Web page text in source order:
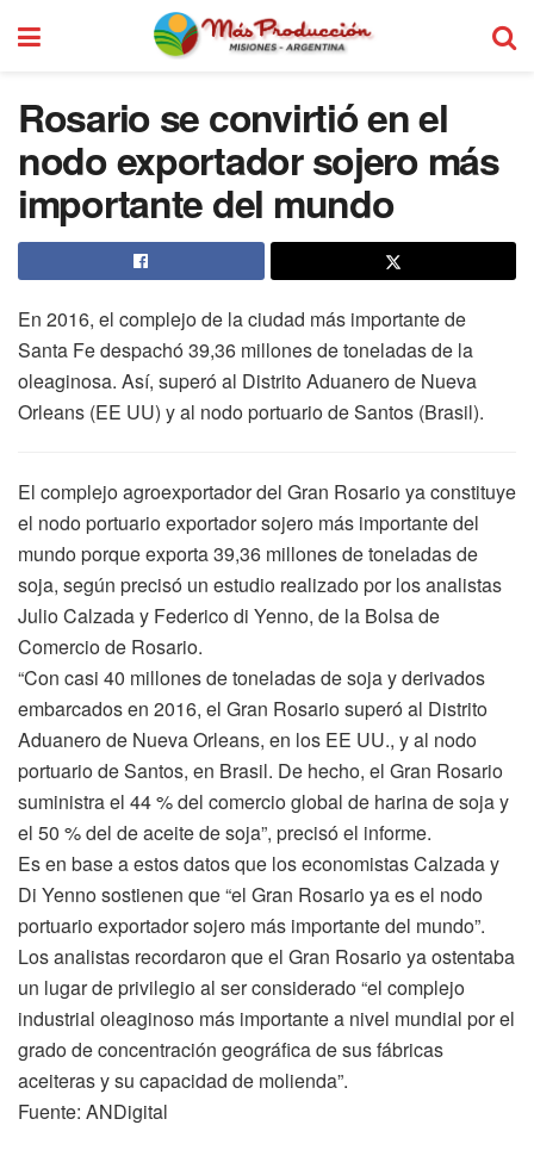
Rosario se convirtió en el
nodo exportador sojero más
importante del mundo
En 2016, el complejo de la ciudad más importante de
Santa Fe despachó 39,36 millones de toneladas de la
oleaginosa. Así, superó al Distrito Aduanero de Nueva
Orleans (EE UU) y al nodo portuario de Santos (Brasil).
El complejo agroexportador del Gran Rosario ya constituye
el nodo portuario exportador sojero más importante del
mundo porque exporta 39,36 millones de toneladas de
soja, según precisó un estudio realizado por los analistas
Julio Calzada y Federico di Yenno, de la Bolsa de
Comercio de Rosario.
“Con casi 40 millones de toneladas de soja y derivados
embarcados en 2016, el Gran Rosario superó al Distrito
Aduanero de Nueva Orleans, en los EE UU., y al nodo
portuario de Santos, en Brasil. De hecho, el Gran Rosario
suministra el 44 % del comercio global de harina de soja y
el 50 % del de aceite de soja”, precisó el informe.
Es en base a estos datos que los economistas Calzada y
Di Yenno sostienen que “el Gran Rosario ya es el nodo
portuario exportador sojero más importante del mundo”.
Los analistas recordaron que el Gran Rosario ya ostentaba
un lugar de privilegio al ser considerado “el complejo
industrial oleaginoso más importante a nivel mundial por el
grado de concentración geográfica de sus fábricas
aceiteras y su capacidad de molienda”.
Fuente: ANDigital